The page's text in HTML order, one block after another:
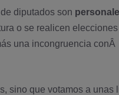
diputados son
o se realicen
una incongruencia
sino que votamos a unas